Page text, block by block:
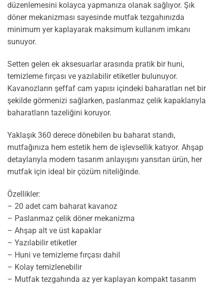
düzenlemesini kolayca yapmanıza olanak sağlıyor. Şık
döner mekanizması sayesinde mutfak tezgahınızda
minimum yer kaplayarak maksimum kullanım imkanı
sunuyor.
Setten gelen ek aksesuarlar arasında pratik bir huni,
temizleme fırçası ve yazılabilir etiketler bulunuyor.
Kavanozların şeffaf cam yapısı içindeki baharatları net bir
şekilde görmenizi sağlarken, paslanmaz çelik kapaklarıyla
baharatların tazeliğini koruyor.
Yaklaşık 360 derece dönebilen bu baharat standı,
mutfağınıza hem estetik hem de işlevsellik katıyor. Ahşap
detaylarıyla modern tasarım anlayışını yansıtan ürün, her
mutfak için ideal bir çözüm niteliğinde.
Özellikler:
– 20 adet cam baharat kavanoz
– Paslanmaz çelik döner mekanizma
– Ahşap alt ve üst kapaklar
– Yazılabilir etiketler
– Huni ve temizleme fırçası dahil
– Kolay temizlenebilir
– Mutfak tezgahında az yer kaplayan kompakt tasarım